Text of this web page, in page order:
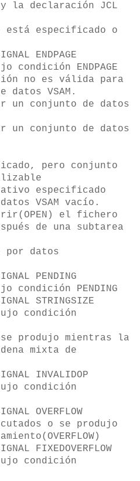
y la declaración JCL
especificado o
ENDPAGE
condición ENDPAGE
no es válida para
datos VSAM.
conjunto de datos
conjunto de datos
pero conjunto
especificado
VSAM vacío.
el fichero
de una subtarea
datos
PENDING
condición PENDING
STRINGSIZE
condición
produjo mientras la
mixta de
INVALIDOP
condición
OVERFLOW
o se produjo
FIXEDOVERFLOW
condición